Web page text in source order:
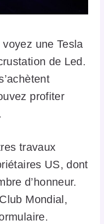
une Tesla
de Led.
profiter
travaux
US, dont
d’honneur.
Mondial,